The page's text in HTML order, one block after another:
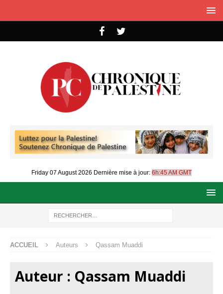
Friday 07 August 2026 Dernière mise à jour: 6h:45 AM GMT
ACCUEIL Auteurs Qassam Muaddi
Auteur : Qassam Muaddi